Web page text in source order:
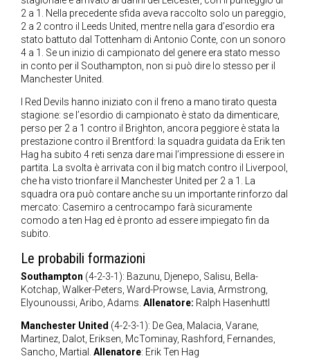
2 a 1. Nella precedente sfida aveva raccolto solo un pareggio,
2 a 2 contro il Leeds United, mentre nella gara d’esordio era
stato battuto dal Tottenham di Antonio Conte, con un sonoro
4 a 1. Se un inizio di campionato del genere era stato messo
in conto per il Southampton, non si può dire lo stesso per il
Manchester United.
I Red Devils hanno iniziato con il freno a mano tirato questa
stagione: se l’esordio di campionato è stato da dimenticare,
perso per 2 a 1 contro il Brighton, ancora peggiore è stata la
prestazione contro il Brentford: la squadra guidata da Erik ten
Hag ha subito 4 reti senza dare mai l’impressione di essere in
partita. La svolta è arrivata con il big match contro il Liverpool,
che ha visto trionfare il Manchester United per 2 a 1. La
squadra ora può contare anche su un importante rinforzo dal
mercato: Casemiro a centrocampo farà sicuramente
comodo a ten Hag ed è pronto ad essere impiegato fin da
subito.
Le probabili formazioni
Southampton (4-2-3-1): Bazunu, Djenepo, Salisu, Bella-
Kotchap, Walker-Peters, Ward-Prowse, Lavia, Armstrong,
Elyounoussi, Aribo, Adams. Allenatore: Ralph Hasenhuttl
Manchester United (4-2-3-1): De Gea, Malacia, Varane,
Martinez, Dalot, Eriksen, McTominay, Rashford, Fernandes,
Sancho, Martial. Allenatore: Erik Ten Hag